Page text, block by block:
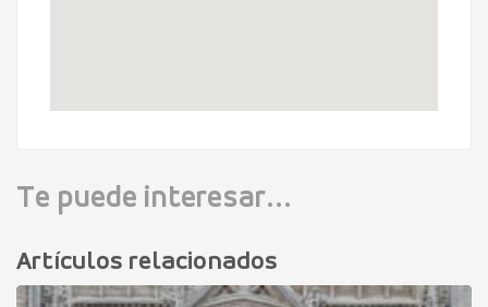
Te puede interesar...
Artículos relacionados